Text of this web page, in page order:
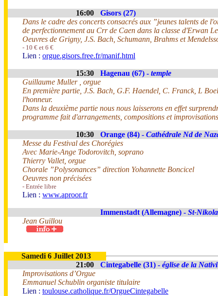
16:00
Gisors (27)
Dans le cadre des concerts consacrés aux ”jeunes talents de
de perfectionnement au Crr de Caen dans la classe d'Erwan
Oeuvres de Grigny, J.S. Bach, Schumann, Brahms et
- 10 € et 6 €
Lien : orgue.gisors.free.fr/manif.html
15:30 Hagenau (67) - temple
Guillaume Muller , orgue
En première partie, J.S. Bach, G.F. Haendel, C. Franck, L
l'honneur.
Dans la deuxième partie nous nous laisserons en effet
programme fait d'arrangements, compositions et
10:30 Orange (84) - Cathédrale Nd de
Messe du Festival des Chorégies
Avec Marie-Ange Todorovitch, soprano
Thierry Vallet, orgue
Chorale ”Polysonances” direction Yohannette Boncicel
Oeuvres non précisées
- Entrée libre
Lien : www.aproor.fr
Immenstadt (Allemagne) - St-
Jean Guillou
Samedi 6 Juillet 2013
21:00
Cintegabelle (31) - église de la
Improvisations d’Orgue
Emmanuel Schublin organiste titulaire
Lien : toulouse.catholique.fr/OrgueCintegabelle